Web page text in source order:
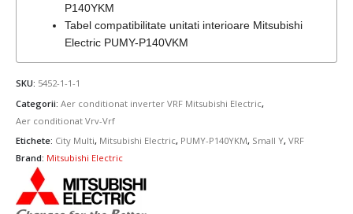
P140YKM
Tabel compatibilitate unitati interioare Mitsubishi
Electric PUMY-P140VKM
SKU: 5452-1-1-1
Categorii: Aer conditionat inverter VRF Mitsubishi Electric,
Aer conditionat Vrv-Vrf
Etichete: City Multi, Mitsubishi Electric, PUMY-P140YKM, Small Y, VRF
Brand: Mitsubishi Electric